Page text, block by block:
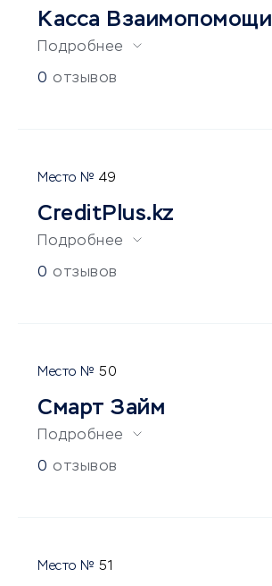
Касса Взаимопомощи
Подробнее
0 отзывов
49
CreditPlus.kz
Подробнее
0 отзывов
50
Смарт Займ
Подробнее
0 отзывов
51